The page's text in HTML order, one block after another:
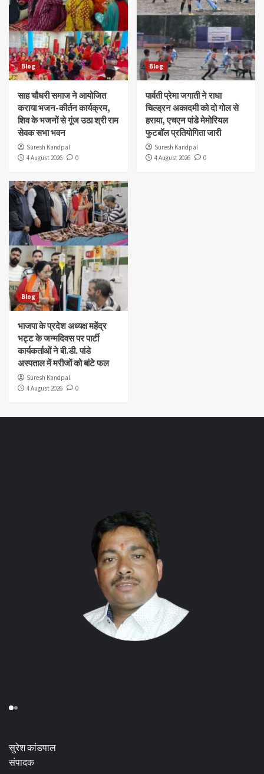
Blog
साह चौधरी समाज ने आयोजित
कराया भजन-कीर्तन कार्यक्रम,
शिव के भजनों से गूंज उठा श्री राम
सेवक सभा भवन
Suresh Kandpal
4 August 2026
0
Blog
पार्वती प्रेमा जगाती ने राधा
चिल्ड्रन अकादमी को दो गोल से
हराया, एचएन पांडे मेमोरियल
फुटबॉल प्रतियोगिता जारी
Suresh Kandpal
4 August 2026
0
Blog
भाजपा के प्रदेश अध्यक्ष महेंद्र
भट्ट के जन्मदिवस पर पार्टी
कार्यकर्ताओं ने बी.डी. पांडे
अस्पताल में मरीजों को बांटे फल
Suresh Kandpal
4 August 2026
0
सुरेश कांडपाल
संपादक